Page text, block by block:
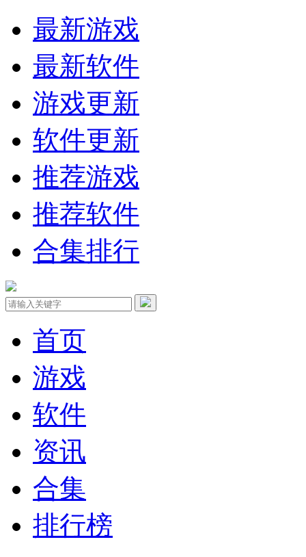
最新游戏
最新软件
游戏更新
软件更新
推荐游戏
推荐软件
合集排行
首页
游戏
软件
资讯
合集
排行榜